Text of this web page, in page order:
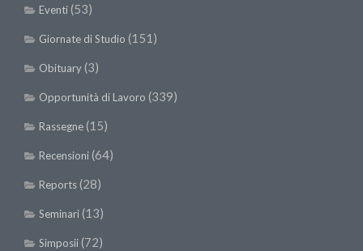
Eventi(53)
Giornate di Studio (151)
Obituary(3)
Opportunità di Lavoro (339)
Rassegne(15)
Recensioni(64)
Reports(28)
Seminari(13)
Simposii(72)